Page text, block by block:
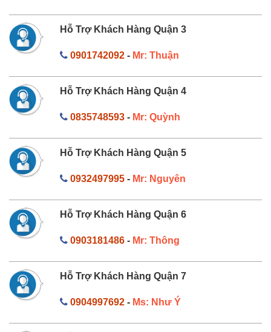
Hỗ Trợ Khách Hàng Quận 3
0901742092- Mr: Thuận
Hỗ Trợ Khách Hàng Quận 4
0835748593- Mr: Quỳnh
Hỗ Trợ Khách Hàng Quận 5
0932497995- Mr: Nguyên
Hỗ Trợ Khách Hàng Quận 6
0903181486- Mr: Thông
Hỗ Trợ Khách Hàng Quận 7
0904997692- Ms: Như Ý